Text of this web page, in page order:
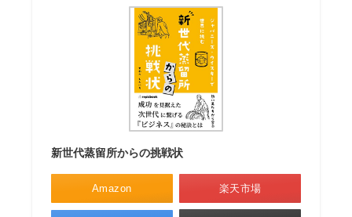
新世代蒸留所からの挑戦状
Amazon 楽天市場